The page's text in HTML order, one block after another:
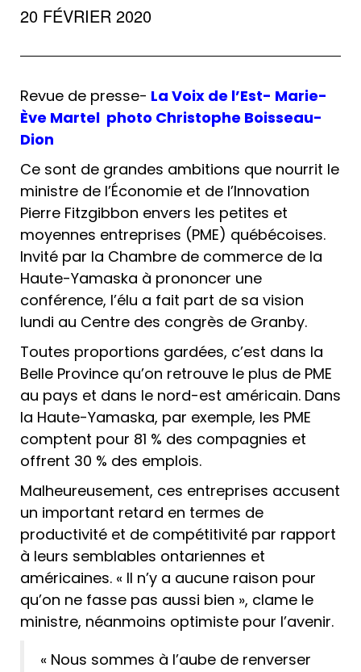
20 FÉVRIER 2020
Revue de presse- La Voix de l’Est- Marie-
Ève Martel photo Christophe Boisseau-
Dion
Ce sont de grandes ambitions que nourrit le
ministre de l’Économie et de l’Innovation
Pierre Fitzgibbon envers les petites et
moyennes entreprises (PME) québécoises.
Invité par la Chambre de commerce de la
Haute-Yamaska à prononcer une
conférence, l’élu a fait part de sa vision
lundi au Centre des congrès de Granby.
Toutes proportions gardées, c’est dans la
Belle Province qu’on retrouve le plus de PME
au pays et dans le nord-est américain. Dans
la Haute-Yamaska, par exemple, les PME
comptent pour 81 % des compagnies et
offrent 30 % des emplois.
Malheureusement, ces entreprises accusent
un important retard en termes de
productivité et de compétitivité par rapport
à leurs semblables ontariennes et
américaines. « Il n’y a aucune raison pour
qu’on ne fasse pas aussi bien », clame le
ministre, néanmoins optimiste pour l’avenir.
« Nous sommes à l’aube de renverser